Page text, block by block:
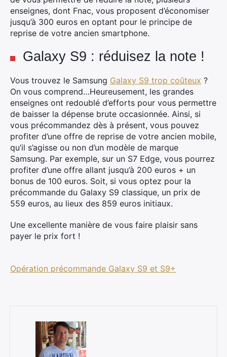
enseignes, dont Fnac, vous proposent d’économiser
jusqu’à 300 euros en optant pour le principe de
reprise de votre ancien smartphone.
Galaxy S9 : réduisez la note !
Vous trouvez le Samsung Galaxy S9 trop coûteux ?
On vous comprend…Heureusement, les grandes
enseignes ont redoublé d’efforts pour vous permettre
de baisser la dépense brute occasionnée. Ainsi, si
vous précommandez dès à présent, vous pouvez
profiter d’une offre de reprise de votre ancien mobile,
qu’il s’agisse ou non d’un modèle de marque
Samsung. Par exemple, sur un S7 Edge, vous pourrez
profiter d’une offre allant jusqu’à 200 euros + un
bonus de 100 euros. Soit, si vous optez pour la
précommande du Galaxy S9 classique, un prix de
559 euros, au lieux des 859 euros initiaux.
Une excellente manière de vous faire plaisir sans
payer le prix fort !
Opération précommande Galaxy S9 et S9+